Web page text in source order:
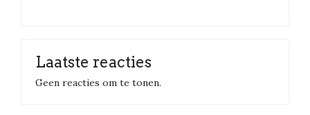
Laatste reacties
Geen reacties om te tonen.